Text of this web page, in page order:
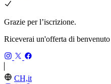
Grazie per l’iscrizione.
Riceverai un'offerta di
CH,it